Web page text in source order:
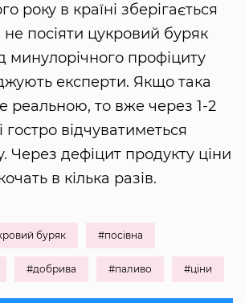
року в країні зберігається
не посіяти цукровий буряк
минулорічного профіциту
експерти. Якщо така
реальною, то вже через 1-2
гостро відчуватиметься
Через дефіцит продукту ціни
в кілька разів.
буряк #посівна
#добрива #паливо #ціни